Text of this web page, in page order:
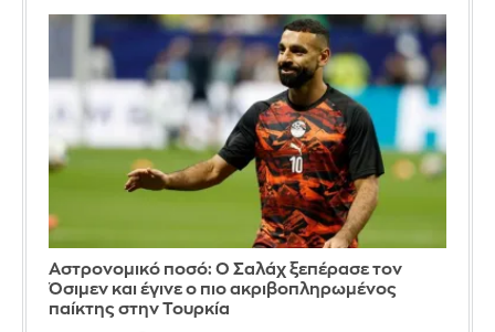
Αστρονομικό ποσό: Ο Σαλάχ ξεπέρασε τον
Όσιμεν και έγινε ο πιο ακριβοπληρωμένος
παίκτης στην Τουρκία